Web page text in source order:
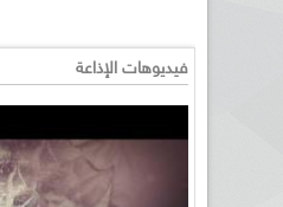
فيديوهات الإذاعة